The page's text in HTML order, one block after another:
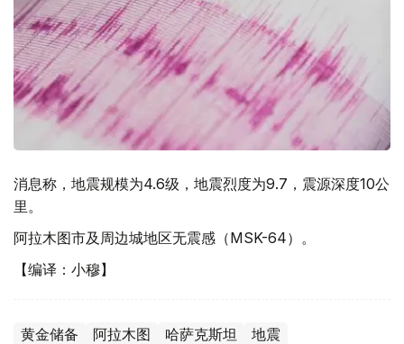
消息称，地震规模为4.6级，地震烈度为9.7，震源深度10公
里。
阿拉木图市及周边城地区无震感（MSK-64）。
【编译：小穆】
黄金储备 阿拉木图 哈萨克斯坦 地震